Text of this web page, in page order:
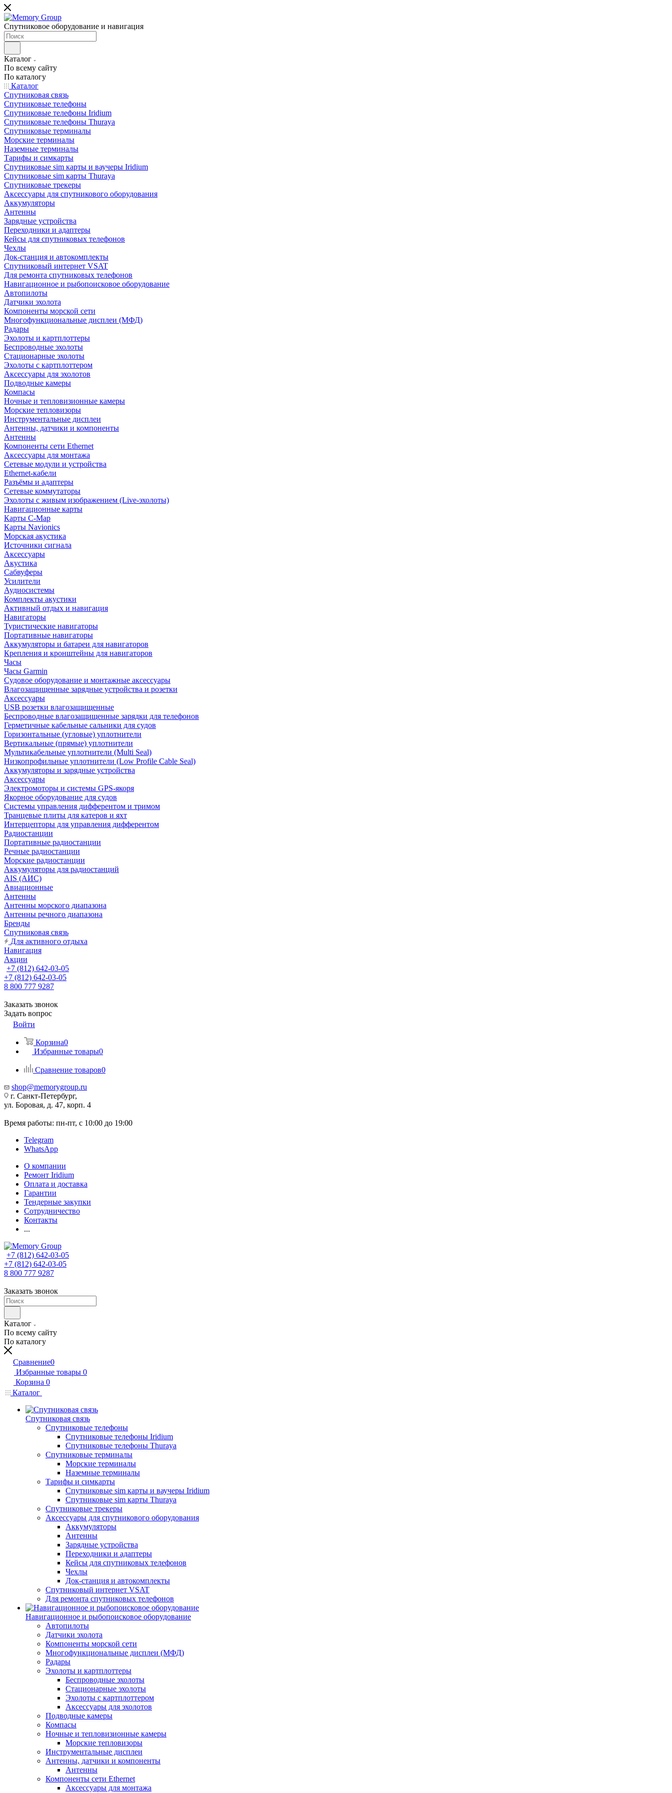
Спутниковое оборудование и навигация
Каталог
По всему сайту
По каталогу
Каталог
Спутниковая связь
Спутниковые телефоны
Спутниковые телефоны Iridium
Спутниковые телефоны Thuraya
Спутниковые терминалы
Морские терминалы
Наземные терминалы
Тарифы и симкарты
Спутниковые sim карты и ваучеры Iridium
Спутниковые sim карты Thuraya
Спутниковые трекеры
Аксессуары для спутникового оборудования
Аккумуляторы
Антенны
Зарядные устройства
Переходники и адаптеры
Кейсы для спутниковых телефонов
Чехлы
Док-станция и автокомплекты
Спутниковый интернет VSAT
Для ремонта спутниковых телефонов
Навигационное и рыбопоисковое оборудование
Автопилоты
Датчики эхолота
Компоненты морской сети
Многофункциональные дисплеи (МФД)
Радары
Эхолоты и картплоттеры
Беспроводные эхолоты
Стационарные эхолоты
Эхолоты с картплоттером
Аксессуары для эхолотов
Подводные камеры
Компасы
Ночные и тепловизионные камеры
Морские тепловизоры
Инструментальные дисплеи
Антенны, датчики и компоненты
Антенны
Компоненты сети Ethernet
Аксессуары для монтажа
Сетевые модули и устройства
Ethernet-кабели
Разъёмы и адаптеры
Сетевые коммутаторы
Эхолоты с живым изображением (Live-эхолоты)
Навигационные карты
Карты C-Map
Карты Navionics
Морская акустика
Источники сигнала
Аксессуары
Акустика
Сабвуферы
Усилители
Аудиосистемы
Комплекты акустики
Активный отдых и навигация
Навигаторы
Туристические навигаторы
Портативные навигаторы
Аккумуляторы и батареи для навигаторов
Крепления и кронштейны для навигаторов
Часы
Часы Garmin
Судовое оборудование и монтажные аксессуары
Влагозащищенные зарядные устройства и розетки
Аксессуары
USB розетки влагозащищенные
Беспроводные влагозащищенные зарядки для телефонов
Герметичные кабельные сальники для судов
Горизонтальные (угловые) уплотнители
Вертикальные (прямые) уплотнители
Мультикабельные уплотнители (Multi Seal)
Низкопрофильные уплотнители (Low Profile Cable Seal)
Аккумуляторы и зарядные устройства
Аксессуары
Электромоторы и системы GPS-якоря
Якорное оборудование для судов
Системы управления дифферентом и тримом
Транцевые плиты для катеров и яхт
Интерцепторы для управления дифферентом
Радиостанции
Портативные радиостанции
Речные радиостанции
Морские радиостанции
Аккумуляторы для радиостанций
AIS (АИС)
Авиационные
Антенны
Антенны морского диапазона
Антенны речного диапазона
Бренды
Спутниковая связь
Для активного отдыха
Навигация
Акции
+7 (812) 642-03-05
+7 (812) 642-03-05
8 800 777 9287
Заказать звонок
Задать вопрос
Войти
Корзина0
Избранные товары0
Сравнение товаров0
shop@memorygroup.ru
г. Санкт-Петербург,
ул. Боровая, д. 47, корп. 4
Время работы: пн-пт, с 10:00 до 19:00
Telegram
WhatsApp
О компании
Ремонт Iridium
Оплата и доставка
Гарантии
Тендерные закупки
Сотрудничество
Контакты
...
+7 (812) 642-03-05
+7 (812) 642-03-05
8 800 777 9287
Заказать звонок
Каталог
По всему сайту
По каталогу
Сравнение0
Избранные товары 0
Корзина 0
Каталог
Спутниковая связь
Спутниковые телефоны
Спутниковые телефоны Iridium
Спутниковые телефоны Thuraya
Спутниковые терминалы
Морские терминалы
Наземные терминалы
Тарифы и симкарты
Спутниковые sim карты и ваучеры Iridium
Спутниковые sim карты Thuraya
Спутниковые трекеры
Аксессуары для спутникового оборудования
Аккумуляторы
Антенны
Зарядные устройства
Переходники и адаптеры
Кейсы для спутниковых телефонов
Чехлы
Док-станция и автокомплекты
Спутниковый интернет VSAT
Для ремонта спутниковых телефонов
Навигационное и рыбопоисковое оборудование
Автопилоты
Датчики эхолота
Компоненты морской сети
Многофункциональные дисплеи (МФД)
Радары
Эхолоты и картплоттеры
Беспроводные эхолоты
Стационарные эхолоты
Эхолоты с картплоттером
Аксессуары для эхолотов
Подводные камеры
Компасы
Ночные и тепловизионные камеры
Морские тепловизоры
Инструментальные дисплеи
Антенны, датчики и компоненты
Антенны
Компоненты сети Ethernet
Аксессуары для монтажа